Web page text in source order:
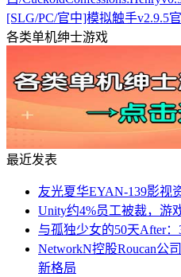
[SLG/PC/官中]模拟触手v2.9.5
各类单机绅士游戏
最近发表
友光夏华EYAN-139影视
Unity约4%员工被裁，游
与孤独少女的50天After
NetworkN控股Roucan公
新格局